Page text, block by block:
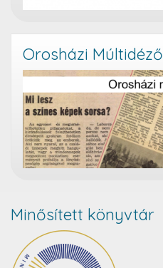
Orosházi Múltidéző
Minősített könyvtár